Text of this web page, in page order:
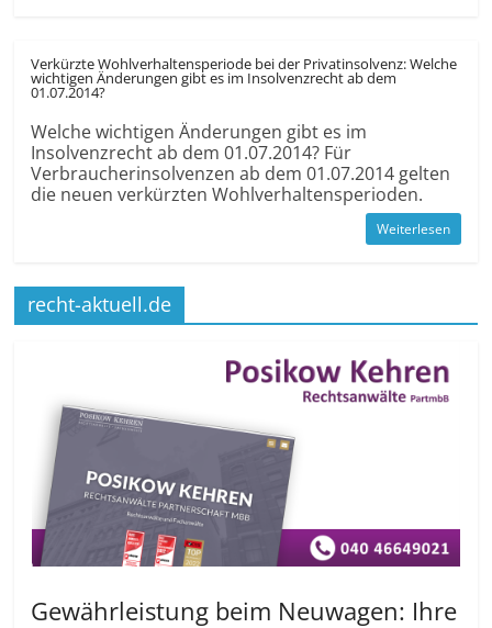
Verkürzte Wohlverhaltensperiode bei der Privatinsolvenz: Welche
wichtigen Änderungen gibt es im Insolvenzrecht ab dem
01.07.2014?
Welche wichtigen Änderungen gibt es im
Insolvenzrecht ab dem 01.07.2014? Für
Verbraucherinsolvenzen ab dem 01.07.2014 gelten
die neuen verkürzten Wohlverhaltensperioden.
Weiterlesen
recht-aktuell.de
Gewährleistung beim Neuwagen: Ihre